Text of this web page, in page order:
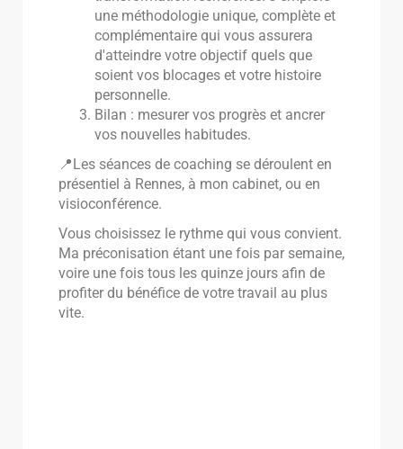
une méthodologie unique, complète et
complémentaire qui vous assurera
d'atteindre votre objectif quels que
soient vos blocages et votre histoire
personnelle.
Bilan : mesurer vos progrès et ancrer
vos nouvelles habitudes.
📍Les séances de coaching se déroulent en
présentiel à Rennes, à mon cabinet, ou en
visioconférence.
Vous choisissez le rythme qui vous convient.
Ma préconisation étant une fois par semaine,
voire une fois tous les quinze jours afin de
profiter du bénéfice de votre travail au plus
vite.